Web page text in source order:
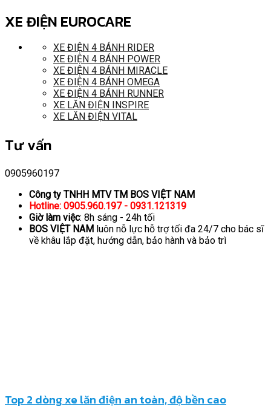
XE ĐIỆN EUROCARE
XE ĐIỆN 4 BÁNH RIDER
XE ĐIỆN 4 BÁNH POWER
XE ĐIỆN 4 BÁNH MIRACLE
XE ĐIỆN 4 BÁNH OMEGA
XE ĐIỆN 4 BÁNH RUNNER
XE LĂN ĐIỆN INSPIRE
XE LĂN ĐIỆN VITAL
Tư vấn
0905960197
Công ty TNHH MTV TM BOS VIỆT NAM
Hotline: 0905.960.197 - 0931.121319
Giờ làm việc: 8h sáng - 24h tối
BOS VIỆT NAM luôn nỗ lực hỗ trợ tối đa 24/7 cho bác sĩ
về khâu lắp đặt, hướng dẫn, bảo hành và bảo trì
Top 2 dòng xe lăn điện an toàn, độ bền cao